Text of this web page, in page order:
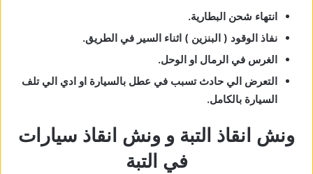
انتهاء شحن البطارية.
نفاذ الوقود ( البنزين ) اثناء السير في الطريق.
الغرس في الرمال او الوحل.
التعرض الي حادث تسبب في عطل بالسيارة او ادي الي تلف
السيارة بالكامل.
ونش انقاذ التبة و ونش انقاذ سيارات
في التبة